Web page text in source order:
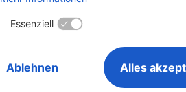
Land wählen